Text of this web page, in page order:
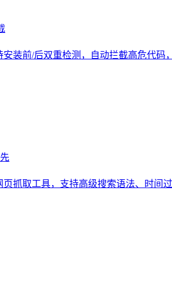
装前/后双重检测，自动拦截高危代码
抓取工具，支持高级搜索语法、时间